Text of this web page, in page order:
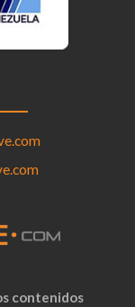
contenidos